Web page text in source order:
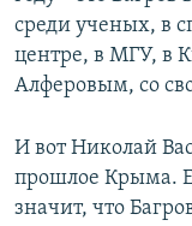
среди ученых, в
центре, в МГУ, в
Алферовым, со
И вот Николай
прошлое Крыма.
значит, что